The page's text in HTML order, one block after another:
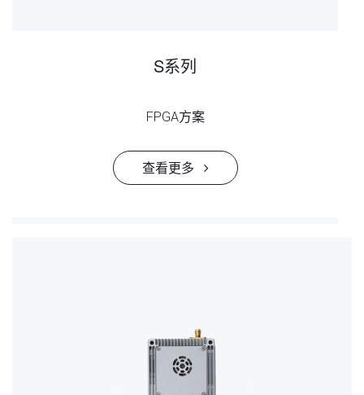
S系列
FPGA方案
查看更多